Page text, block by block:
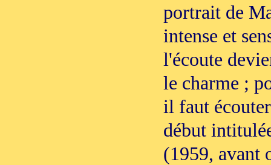
portrait de
intense et
l'écoute
le charme ;
il faut
début
(1959, avant